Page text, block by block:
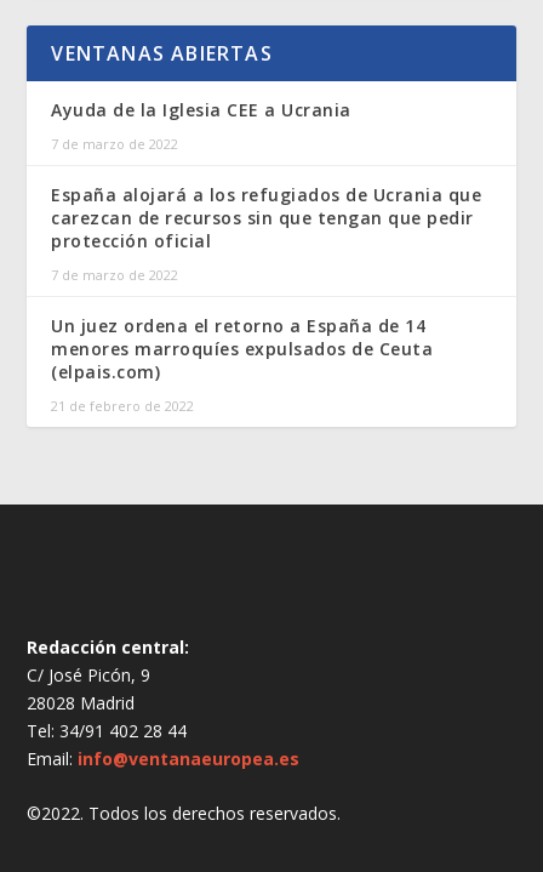
VENTANAS ABIERTAS
Ayuda de la Iglesia CEE a Ucrania
7 de marzo de 2022
España alojará a los refugiados de Ucrania que
carezcan de recursos sin que tengan que pedir
protección oficial
7 de marzo de 2022
Un juez ordena el retorno a España de 14
menores marroquíes expulsados de Ceuta
(elpais.com)
21 de febrero de 2022
Redacción central:
C/ José Picón, 9
28028 Madrid
Tel: 34/91 402 28 44
Email: info@ventanaeuropea.es
©2022. Todos los derechos reservados.